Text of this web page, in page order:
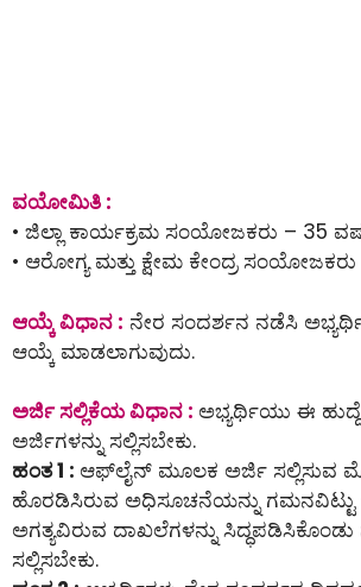
ವಯೋಮಿತಿ :
• ಜಿಲ್ಲಾ ಕಾರ್ಯಕ್ರಮ ಸಂಯೋಜಕರು – 35
• ಆರೋಗ್ಯ ಮತ್ತು ಕ್ಷೇಮ ಕೇಂದ್ರ
ಆಯ್ಕೆ ವಿಧಾನ : ನೇರ ಸಂದರ್ಶನ ನಡೆಸಿ
ಆಯ್ಕೆ ಮಾಡಲಾಗುವುದು.
ಅರ್ಜಿ ಸಲ್ಲಿಕೆಯ ವಿಧಾನ : ಅಭ್ಯರ್ಥಿಯು ಈ
ಅರ್ಜಿಗಳನ್ನು ಸಲ್ಲಿಸಬೇಕು.
ಹಂತ 1 : ಆಫ್‌ಲೈನ್‌ ಮೂಲಕ ಅರ್ಜಿ ಸಲ್ಲಿಸುವ
ಹೊರಡಿಸಿರುವ ಅಧಿಸೂಚನೆಯನ್ನು ಗಮನವಿಟ್ಟು
ಅಗತ್ಯವಿರುವ ದಾಖಲೆಗಳನ್ನು
ಸಲ್ಲಿಸಬೇಕು.